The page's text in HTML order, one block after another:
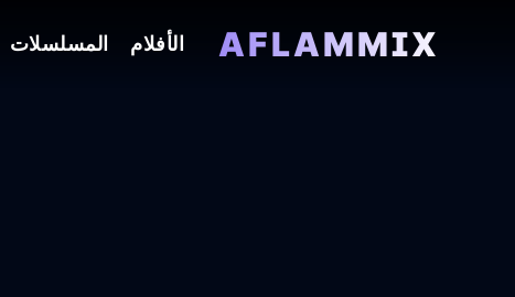
AFLAMMIX الأفلام المسلسلات